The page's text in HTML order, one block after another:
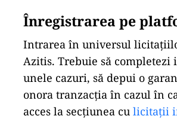
Înregistrarea pe
Intrarea în universul
Azitis. Trebuie să
unele cazuri, să depui o
onora tranzacția în cazul în
acces la secțiunea cu licitații